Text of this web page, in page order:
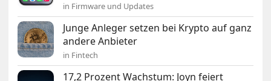
in Firmware und Updates
Junge Anleger setzen bei Krypto auf ganz
andere Anbieter
in Fintech
17,2 Prozent Wachstum: Joyn feiert